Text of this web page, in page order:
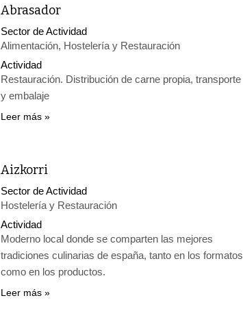
Abrasador
Sector de Actividad
Alimentación, Hostelería y Restauración
Actividad
Restauración. Distribución de carne propia, transporte
y embalaje
Leer más
Aizkorri
Sector de Actividad
Hostelería y Restauración
Actividad
Moderno local donde se comparten las mejores
tradiciones culinarias de españa, tanto en los formatos
como en los productos.
Leer más